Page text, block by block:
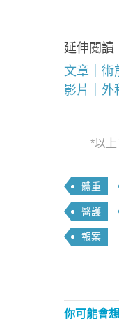
延伸閱讀
文章｜術
影片｜外
*以
體重
醫護
報案
你可能會